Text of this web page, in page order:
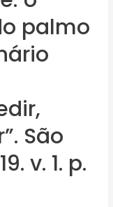
palmo
São
v. 1. p.